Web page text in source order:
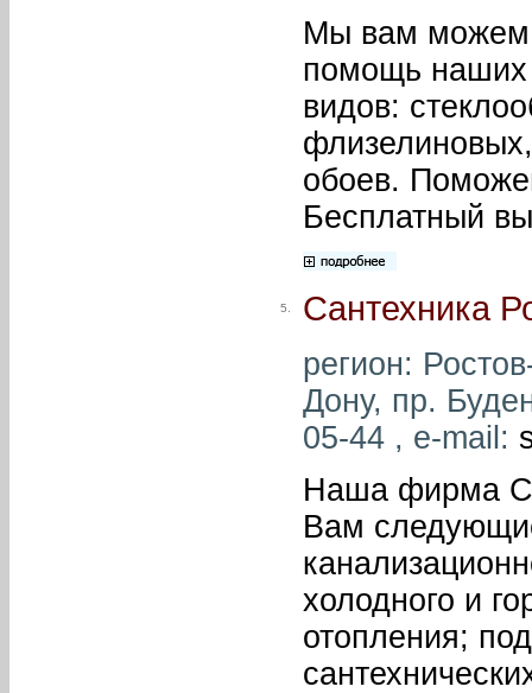
Мы вам можем
помощь наших
видов:
обоев.
Бесплатный
5. Сантехника
регион:
Дону, пр.
05-44 , e-mail:
Наша фирма
Вам
холодного и
отопления;